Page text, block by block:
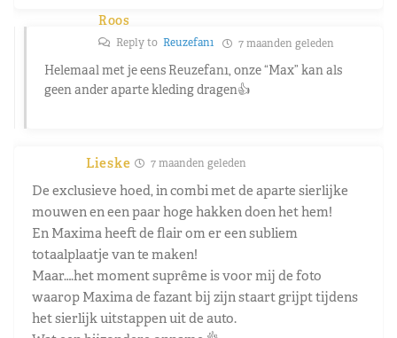
Roos
Reply to Reuzefan1 7 maanden geleden
Helemaal met je eens Reuzefan1, onze “Max” kan als
geen ander aparte kleding dragen👍
Lieske 7 maanden geleden
De exclusieve hoed, in combi met de aparte sierlijke
mouwen en een paar hoge hakken doen het hem!
En Maxima heeft de flair om er een subliem
totaalplaatje van te maken!
Maar….het moment suprême is voor mij de foto
waarop Maxima de fazant bij zijn staart grijpt tijdens
het sierlijk uitstappen uit de auto.